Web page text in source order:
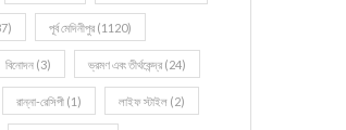
পূর্ব মেদিনীপুর (1120)
বিনোদন (3) ভ্রমণ এবং তীর্থকেন্দ্র (24)
রান্না-রেসিপী (1) লাইফ স্টাইল (2)